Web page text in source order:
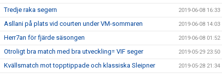
Tredje raka segern 2019-06-08 16:33
Asllani på plats vid courten under VM-sommaren 2019-06-08 14:03
Herr7an för fjärde säsongen 2019-06-08 01:52
Otroligt bra match med bra utveckling= VIF seger 2019-05-29 23:50
Kvällsmatch mot topptippade och klassiska Sleipner 2019-05-28 21:34